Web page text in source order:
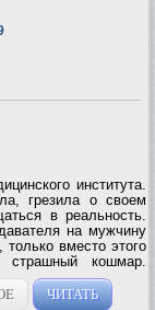
института.
грезила о своем
в реальность.
на мужчину
вместо этого
страшный кошмар.
блеск в его
ЧИТАТЬ